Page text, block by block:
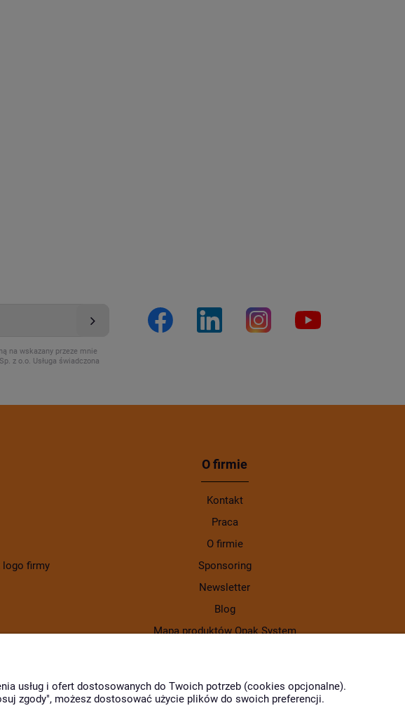
na wskazany przeze mnie
z o.o. Usługa świadczona
logo firmy
O firmie
Kontakt
Praca
O firmie
Sponsoring
Newsletter
Blog
Mapa produktów Opak System
usług i ofert dostosowanych do Twoich potrzeb (cookies opcjonalne).
zgody", możesz dostosować użycie plików do swoich preferencji.